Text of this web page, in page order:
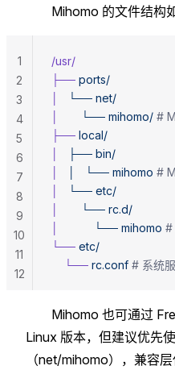
Mihomo 的文件结构
/usr/
├── ports/
   └──
net/
       └──
mihomo/ #
├── local/
   ├──
bin/
   └──
mihomo #
   └──
etc/
       └──
rc.d/
           └──
mihomo #
└── etc/
    └──
rc.conf # 系统
1
2
3
4
5
6
7
8
9
10
11
12
Mihomo 也可通过
Linux 版本，但建议优先
（net/mihomo），兼容层